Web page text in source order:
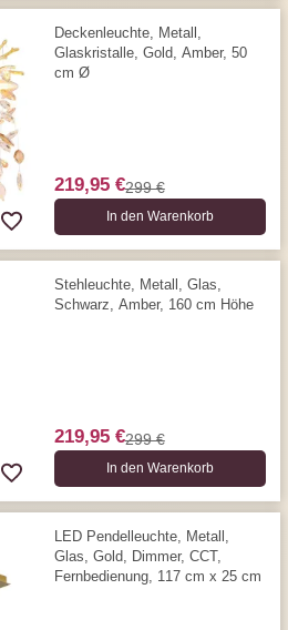
Deckenleuchte, Metall,
Glaskristalle, Gold, Amber, 50
cm Ø
219,95 €299 €
In den Warenkorb
Stehleuchte, Metall, Glas,
Schwarz, Amber, 160 cm Höhe
219,95 €299 €
In den Warenkorb
LED Pendelleuchte, Metall,
Glas, Gold, Dimmer, CCT,
Fernbedienung, 117 cm x 25 cm